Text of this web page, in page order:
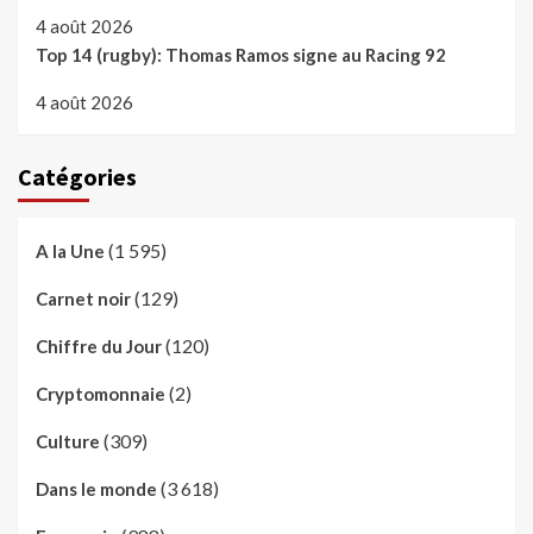
4 août 2026
Top 14 (rugby): Thomas Ramos signe au Racing 92
4 août 2026
Catégories
A la Une (1 595)
Carnet noir(129)
Chiffre du Jour(120)
Cryptomonnaie (2)
Culture (309)
Dans le monde (3 618)